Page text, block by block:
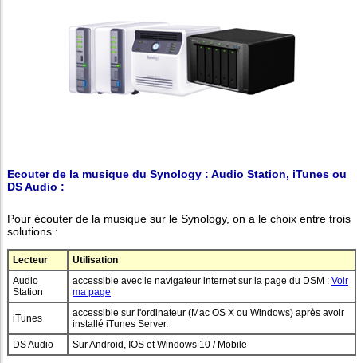
Ecouter de la musique du Synology : Audio Station, iTunes ou
DS Audio :
Pour écouter de la musique sur le Synology, on a le choix entre trois
solutions :
Lecteur
Utilisation
Audio
Station
accessible avec le navigateur internet sur la page du DSM : Voir
ma page
iTunes
accessible sur l'ordinateur (Mac OS X ou Windows) après avoir
installé iTunes Server.
DS Audio
Sur Android, IOS et Windows 10 / Mobile